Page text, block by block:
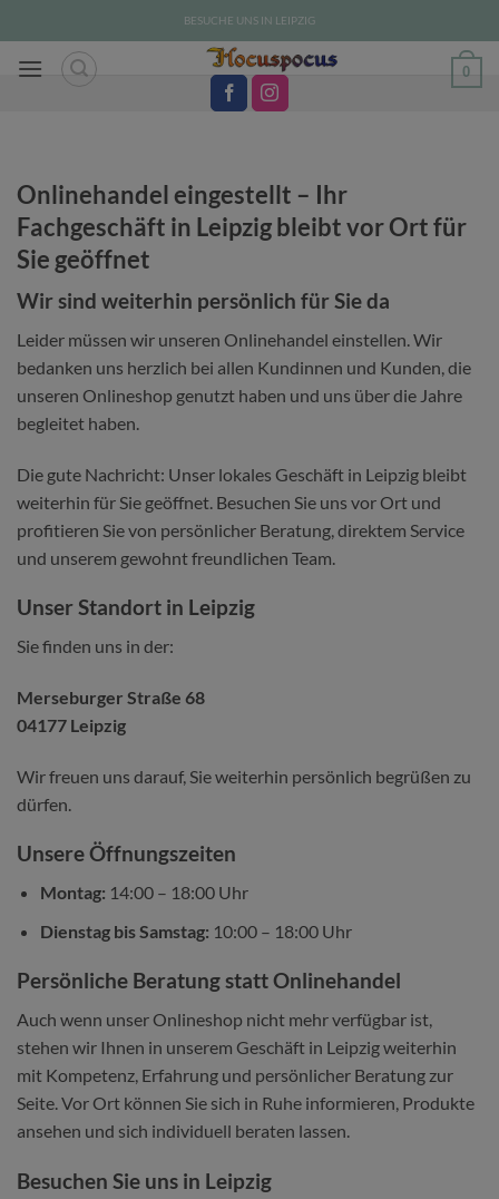
Inhalt
springen
BESUCHE UNS IN LEIPZIG
0
Onlinehandel eingestellt – Ihr
Fachgeschäft in Leipzig bleibt vor Ort für
Sie geöffnet
Wir sind weiterhin persönlich für Sie da
Leider müssen wir unseren Onlinehandel einstellen. Wir
bedanken uns herzlich bei allen Kundinnen und Kunden, die
unseren Onlineshop genutzt haben und uns über die Jahre
begleitet haben.
Die gute Nachricht: Unser lokales Geschäft in Leipzig bleibt
weiterhin für Sie geöffnet. Besuchen Sie uns vor Ort und
profitieren Sie von persönlicher Beratung, direktem Service
und unserem gewohnt freundlichen Team.
Unser Standort in Leipzig
Sie finden uns in der:
Merseburger Straße 68
04177 Leipzig
Wir freuen uns darauf, Sie weiterhin persönlich begrüßen zu
dürfen.
Unsere Öffnungszeiten
Montag: 14:00 – 18:00 Uhr
Dienstag bis Samstag: 10:00 – 18:00 Uhr
Persönliche Beratung statt Onlinehandel
Auch wenn unser Onlineshop nicht mehr verfügbar ist,
stehen wir Ihnen in unserem Geschäft in Leipzig weiterhin
mit Kompetenz, Erfahrung und persönlicher Beratung zur
Seite. Vor Ort können Sie sich in Ruhe informieren, Produkte
ansehen und sich individuell beraten lassen.
Besuchen Sie uns in Leipzig